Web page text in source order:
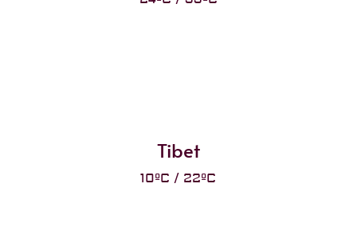
Tibet
10ºC / 22ºC